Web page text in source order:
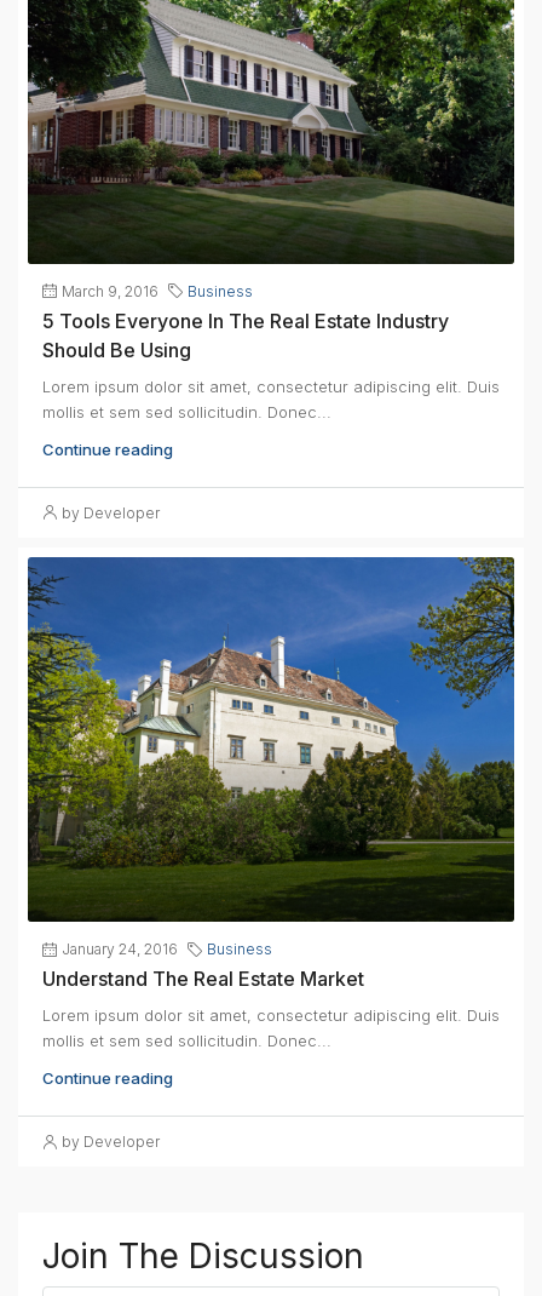
March 9, 2016 Business
5 Tools Everyone In The Real Estate Industry
Should Be Using
Lorem ipsum dolor sit amet, consectetur adipiscing elit. Duis
mollis et sem sed sollicitudin. Donec...
Continue reading
by Developer
January 24, 2016 Business
Understand The Real Estate Market
Lorem ipsum dolor sit amet, consectetur adipiscing elit. Duis
mollis et sem sed sollicitudin. Donec...
Continue reading
by Developer
Join The Discussion